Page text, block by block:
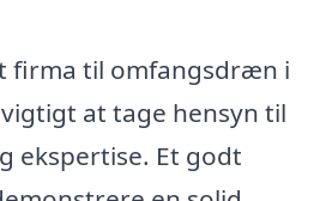
firma til omfangsdræn i
at tage hensyn til
ekspertise. Et godt